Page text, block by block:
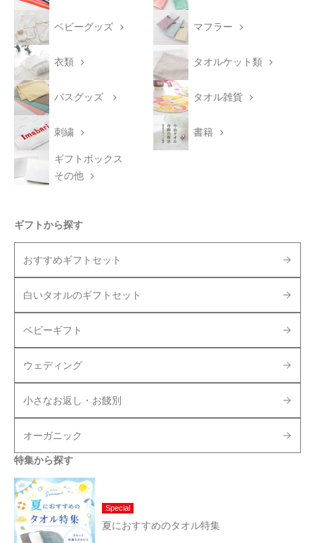
ベビーグッズ マフラー
衣類 タオルケット類
バスグッズ タオル雑貨
刺繍 書籍
ギフトボックス
その他
ギフトから探す
おすすめギフトセット
白いタオルのギフトセット
ベビーギフト
ウェディング
小さなお返し・お餞別
オーガニック
特集から探す
Special
夏におすすめのタオル特集